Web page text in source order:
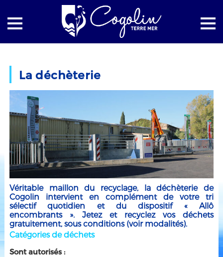
La déchèterie
Véritable maillon du recyclage, la déchèterie de
Cogolin intervient en complément de votre tri
sélectif quotidien et du dispositif « Allô
encombrants ». Jetez et recyclez vos déchets
gratuitement, sous conditions (voir modalités).
Catégories de déchets
Sont autorisés :